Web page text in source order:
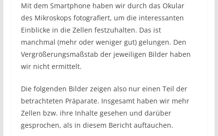
Mit dem Smartphone haben wir durch das Okular
des Mikroskops fotografiert, um die interessanten
Einblicke in die Zellen festzuhalten. Das ist
manchmal (mehr oder weniger gut) gelungen. Den
Vergrößerungsmaßstab der jeweiligen Bilder haben
wir nicht ermittelt.
Die folgenden Bilder zeigen also nur einen Teil der
betrachteten Präparate. Insgesamt haben wir mehr
Zellen bzw. ihre Inhalte gesehen und darüber
gesprochen, als in diesem Bericht auftauchen.